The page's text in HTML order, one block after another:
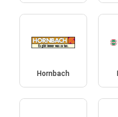
Hornbach